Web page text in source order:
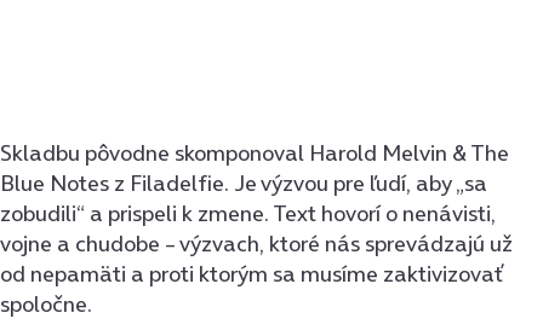
Skladbu pôvodne skomponoval Harold Melvin & The
Blue Notes z Filadelfie. Je výzvou pre ľudí, aby „sa
zobudili“ a prispeli k zmene. Text hovorí o nenávisti,
vojne a chudobe – výzvach, ktoré nás sprevádzajú už
od nepamäti a proti ktorým sa musíme zaktivizovať
spoločne.